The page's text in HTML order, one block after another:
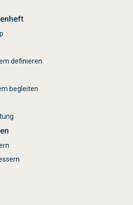
definieren
begleiten